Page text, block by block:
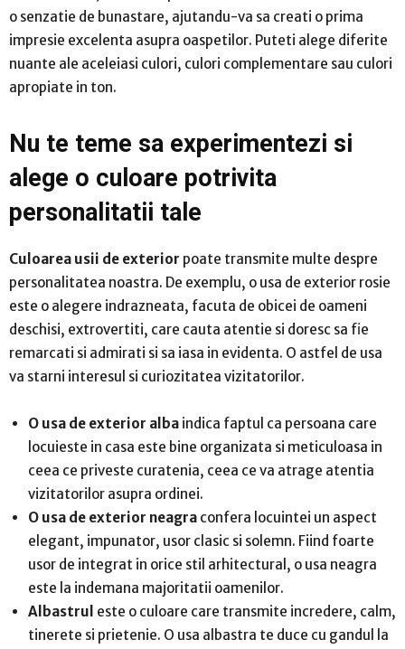
o senzatie de bunastare, ajutandu-va sa creati o prima
impresie excelenta asupra oaspetilor. Puteti alege diferite
nuante ale aceleiasi culori, culori complementare sau culori
apropiate in ton.
Nu te teme sa experimentezi si
alege o culoare potrivita
personalitatii tale
Culoarea usii de exterior poate transmite multe despre
personalitatea noastra. De exemplu, o usa de exterior rosie
este o alegere indrazneata, facuta de obicei de oameni
deschisi, extrovertiti, care cauta atentie si doresc sa fie
remarcati si admirati si sa iasa in evidenta. O astfel de usa
va starni interesul si curiozitatea vizitatorilor.
O usa de exterior alba indica faptul ca persoana care
locuieste in casa este bine organizata si meticuloasa in
ceea ce priveste curatenia, ceea ce va atrage atentia
vizitatorilor asupra ordinei.
O usa de exterior neagra confera locuintei un aspect
elegant, impunator, usor clasic si solemn. Fiind foarte
usor de integrat in orice stil arhitectural, o usa neagra
este la indemana majoritatii oamenilor.
Albastrul este o culoare care transmite incredere, calm,
tinerete si prietenie. O usa albastra te duce cu gandul la